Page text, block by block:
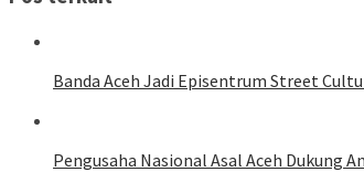
Banda Aceh Jadi Episentrum Street
Pengusaha Nasional Asal Aceh Dukung